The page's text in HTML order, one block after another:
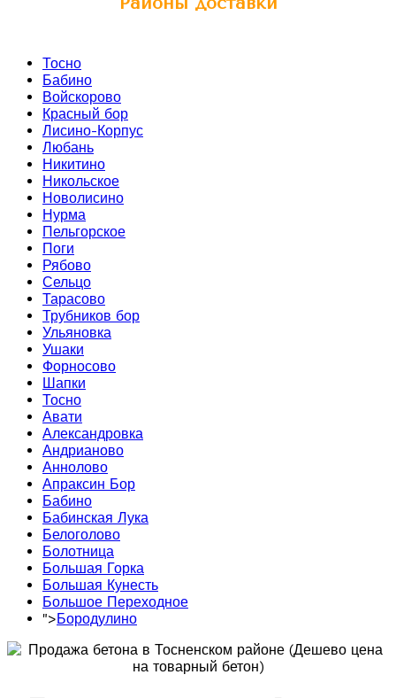
Тосно
Бабино
Войскорово
Красный бор
Лисино-Корпус
Любань
Никитино
Никольское
Новолисино
Нурма
Пельгорское
Поги
Рябово
Сельцо
Тарасово
Трубников бор
Ульяновка
Ушаки
Форносово
Шапки
Тосно
Авати
Александровка
Андрианово
Аннолово
Апраксин Бор
Бабино
Бабинская Лука
Белоголово
Болотница
Большая Горка
Большая Кунесть
Большое Переходное
">Бородулино